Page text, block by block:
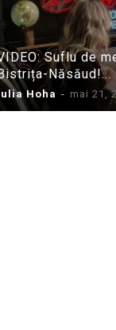
Suflu de
Năsăud!...
Hoha - mai 21,